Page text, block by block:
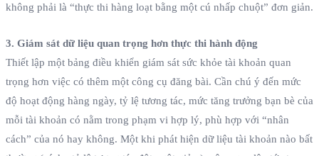
không phải là “thực thi hàng loạt bằng một cú nhấp chuột” đơn giản.
3. Giám sát dữ liệu quan trọng hơn thực thi hành động
Thiết lập một bảng điều khiển giám sát sức khỏe tài khoản quan
trọng hơn việc có thêm một công cụ đăng bài. Cần chú ý đến mức
độ hoạt động hàng ngày, tỷ lệ tương tác, mức tăng trưởng bạn bè của
mỗi tài khoản có nằm trong phạm vi hợp lý, phù hợp với “nhân
cách” của nó hay không. Một khi phát hiện dữ liệu tài khoản nào bất